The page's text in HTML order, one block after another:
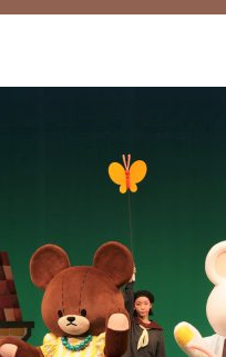
メーション
ンサート